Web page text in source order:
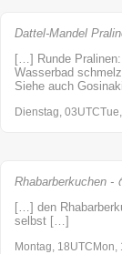
Dattel-Mandel
[…] Runde Pralinen:
Wasserbad
Siehe auch
Dienstag,
Rhabarberkuchen
[…] den
selbst […]
Montag,